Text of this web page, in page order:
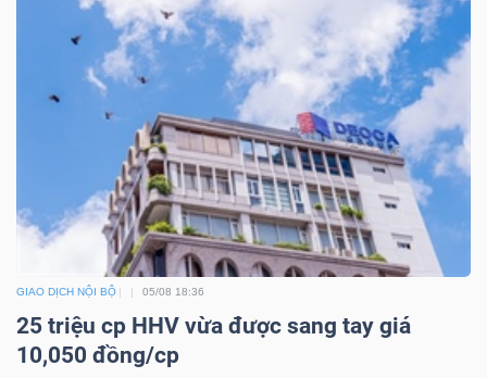
GIAO DỊCH NỘI BỘ 05/08 18:36
25 triệu cp HHV vừa được sang tay giá
10,050 đồng/cp
KHỎE
NGHỆ
THÔNG